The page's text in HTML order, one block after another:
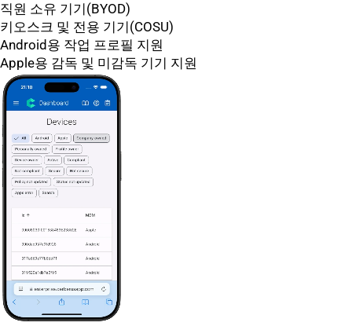
직원 소유 기기(BYOD)
키오스크 및 전용 기기(COSU)
Android용 작업 프로필 지원
Apple용 감독 및 미감독 기기 지원